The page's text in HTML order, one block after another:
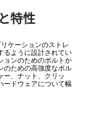
特性
ケーションのストレ
るように設計されてい
ョンのためのボルトか
のための高強度なボル
ー、ナット、クリッ
ードウェアについて幅